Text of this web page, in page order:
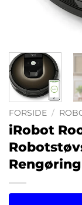
FORSIDE /
iRobot